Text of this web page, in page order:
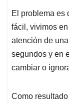
El problema es
fácil, vivimos
atención de
segundos y en
cambiar o
Como